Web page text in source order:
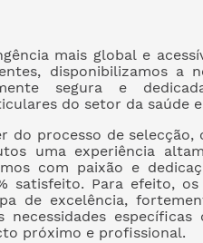
mais global e
disponibilizamos a
segura e
do setor da saúde
do processo de selecção,
uma experiência
com paixão e
satisfeito. Para efeito, os
de excelência,
específicas
próximo e profissional.